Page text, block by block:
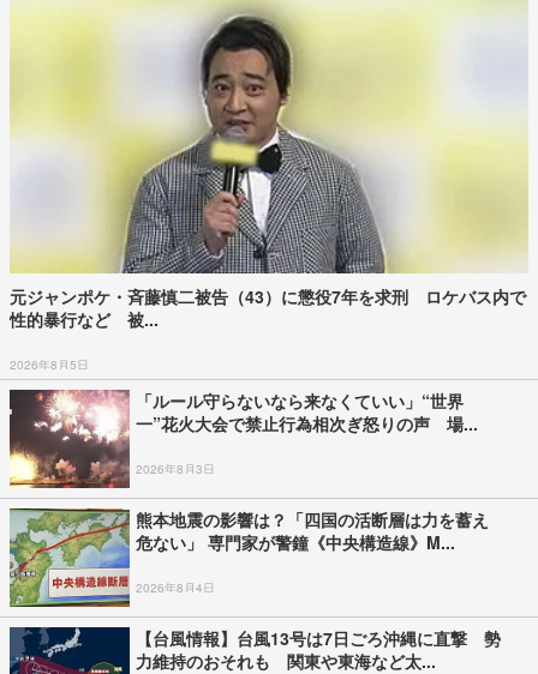
元ジャンポケ・斉藤慎二被告（43）に懲役7年を求刑 ロケバス内で
性的暴行など 被...
2026年8月5日
「ルール守らないなら来なくていい」“世界
一”花火大会で禁止行為相次ぎ怒りの声 場...
2026年8月3日
熊本地震の影響は？「四国の活断層は力を蓄え
危ない」 専門家が警鐘《中央構造線》M...
2026年8月4日
【台風情報】台風13号は7日ごろ沖縄に直撃 勢
力維持のおそれも 関東や東海など太...